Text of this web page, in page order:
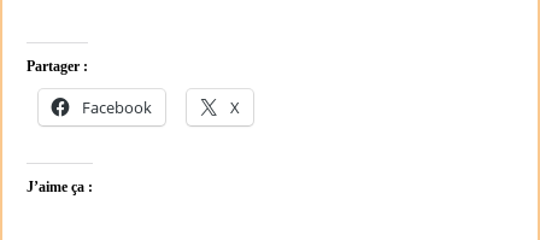
Partager :
Facebook X
J’aime ça :